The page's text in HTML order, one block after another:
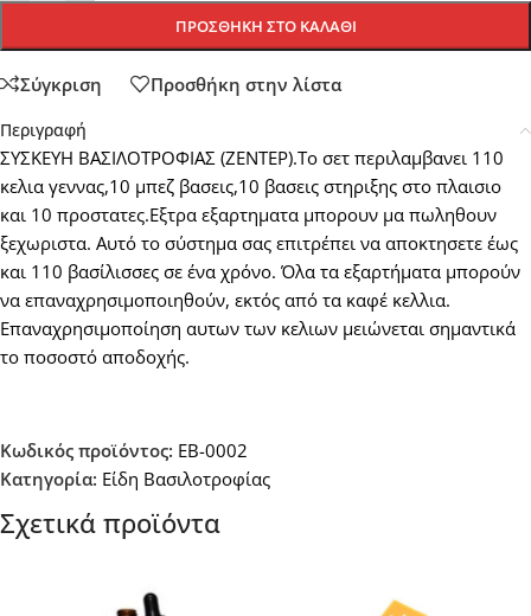
ΠΡΟΣΘΉΚΗ ΣΤΟ ΚΑΛΆΘΙ
Σύγκριση Προσθήκη στην λίστα
Περιγραφή
ΣΥΣΚΕΥΗ ΒΑΣΙΛΟΤΡΟΦΙΑΣ (ΖΕΝΤΕΡ).Το σετ περιλαμβανει 110
κελια γεννας,10 μπεζ βασεις,10 βασεις στηριξης στο πλαισιο
και 10 προστατες.Εξτρα εξαρτηματα μπορουν μα πωληθουν
ξεχωριστα. Αυτό το σύστημα σας επιτρέπει να αποκτησετε έως
και 110 βασίλισσες σε ένα χρόνο. Όλα τα εξαρτήματα μπορούν
να επαναχρησιμοποιηθούν, εκτός από τα καφέ κελλια.
Επαναχρησιμοποίηση αυτων των κελιων μειώνεται σημαντικά
το ποσοστό αποδοχής.
Κωδικός προϊόντος: EB-0002
Κατηγορία: Είδη Βασιλοτροφίας
Σχετικά προϊόντα